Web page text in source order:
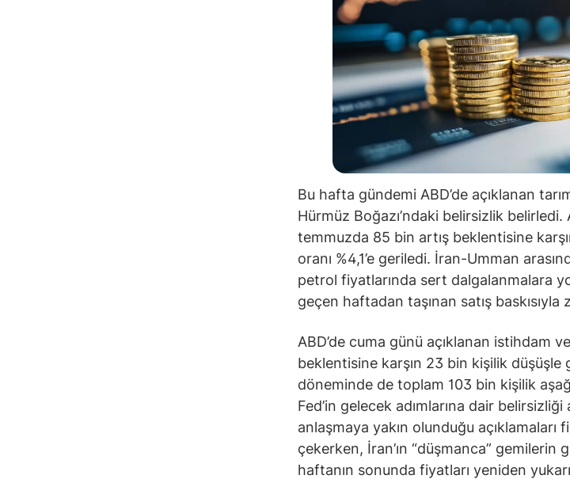
Bu hafta gündemi ABD’de açıklanan
Hürmüz Boğazı’ndaki belirsizlik belirledi.
temmuzda 85 bin artış beklentisine
oranı %4,1’e geriledi. İran-Umman
petrol fiyatlarında sert dalgalanmalara
geçen haftadan taşınan satış baskısıyla
ABD’de cuma günü açıklanan istihdam
beklentisine karşın 23 bin kişilik düşüşle
döneminde de toplam 103 bin kişilik
Fed’in gelecek adımlarına dair
anlaşmaya yakın olunduğu açıklamaları
çekerken, İran’ın “düşmanca” gemilerin
haftanın sonunda fiyatları yeniden